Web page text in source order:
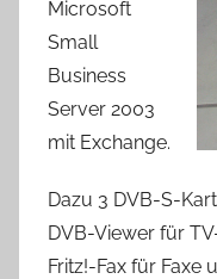
Microsoft
Small
Business
Server 2003
mit Exchange.
Dazu 3 DVB-S-
DVB-Viewer für
Fritz!-Fax für Faxe